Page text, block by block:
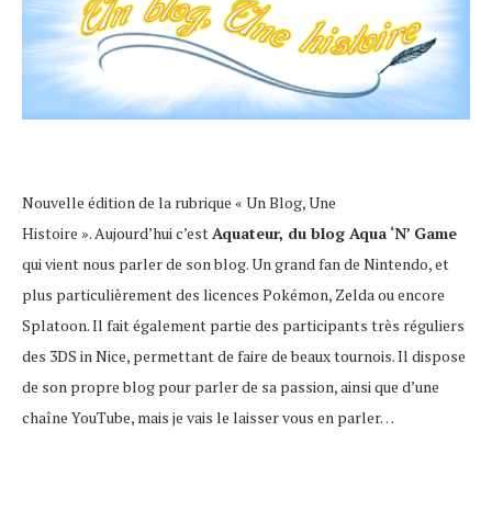
Nouvelle édition de la rubrique « Un Blog, Une
Histoire ». Aujourd’hui c’est Aquateur, du blog Aqua ‘N’ Game
qui vient nous parler de son blog. Un grand fan de Nintendo, et
plus particulièrement des licences Pokémon, Zelda ou encore
Splatoon. Il fait également partie des participants très réguliers
des 3DS in Nice, permettant de faire de beaux tournois. Il dispose
de son propre blog pour parler de sa passion, ainsi que d’une
chaîne YouTube, mais je vais le laisser vous en parler…